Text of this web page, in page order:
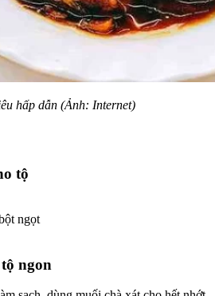
hấp dẫn (Ảnh: Internet)
tộ
ngọt
ngon